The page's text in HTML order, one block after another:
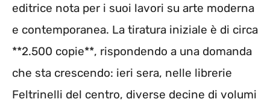
editrice nota per i suoi lavori su arte moderna
e contemporanea. La tiratura iniziale è di circa
**2.500 copie**, rispondendo a una domanda
che sta crescendo: ieri sera, nelle librerie
Feltrinelli del centro, diverse decine di volumi